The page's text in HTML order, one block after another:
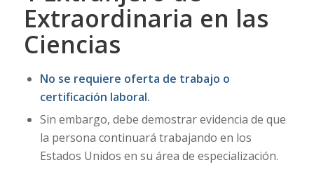
Extraordinaria en las
Ciencias
No se requiere oferta de trabajo o
certificación laboral.
Sin embargo, debe demostrar evidencia de que
la persona continuará trabajando en los
Estados Unidos en su área de especialización.